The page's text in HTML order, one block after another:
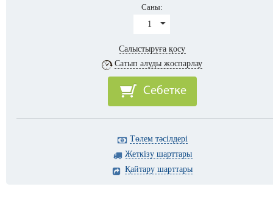
Саны:
1
Салыстыруға қосу
Сатып алуды жоспарлау
Себетке
Төлем тәсілдері
Жеткізу шарттары
Қайтару шарттары